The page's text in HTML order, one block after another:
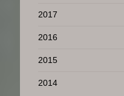
2017
2016
2015
2014